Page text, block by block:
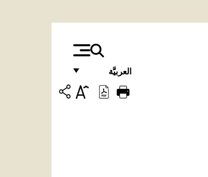
العربيَّة
FRANÇAIS